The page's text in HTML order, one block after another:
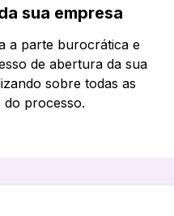
sua empresa
a parte burocrática e
de abertura da sua
sobre todas as
do processo.